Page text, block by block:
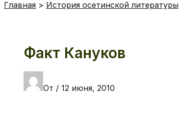
Главная История осетинской литературы
Факт Кануков
От / 12 июня, 2010